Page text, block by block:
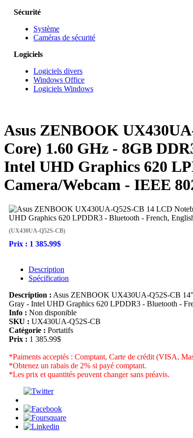
Sécurité
Système
Caméras de sécurité
Logiciels
Logiciels divers
Windows Office
Logiciels Windows
Asus ZENBOOK
Core) 1.60 GHz - 8GB
Intel UHD Graphics 620
Camera/Webcam - IEEE
(UX430UA-Q52S-CB)
Prix : 1 385.99$
Description
Spécification
Description : Asus ZENBOOK UX430UA-Q52S-CB
Gray - Intel UHD Graphics 620 LPDDR3 - Bluetooth -
Info : Non disponible
SKU : UX430UA-Q52S-CB
Catégorie : Portatifs
Prix : 1 385.99$
*Paiments acceptés : Comptant, Carte de crédit (VISA,
*Obtenez un rabais de 2% si payé comptant.
*Les prix et quantités peuvent changer sans préavis.